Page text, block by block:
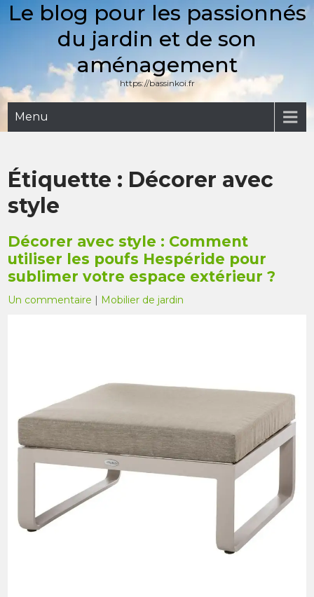
SkipLe blog pour les passionnés
du jardin et de son
aménagement
https://bassinkoi.fr
Menu
Étiquette : Décorer avec
style
Décorer avec style : Comment
utiliser les poufs Hespéride pour
sublimer votre espace extérieur ?
Un commentaire | Mobilier de jardin